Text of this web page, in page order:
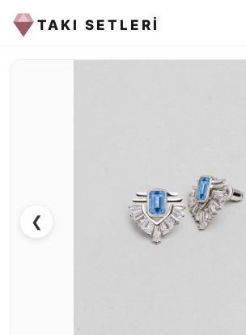
TAKI SETLERİ
❮